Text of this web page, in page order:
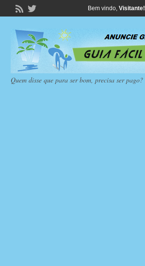
Bem vindo, Visitante!
Quem disse que para ser bom, precisa ser pago?